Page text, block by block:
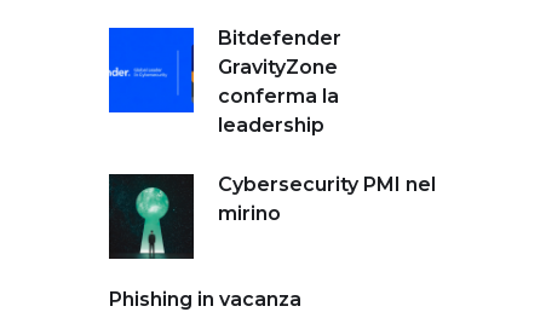
Bitdefender
GravityZone
conferma la
leadership
Cybersecurity PMI nel
mirino
Phishing in vacanza